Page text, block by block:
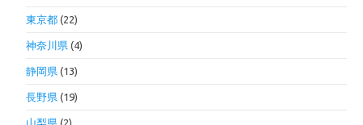
東京都 (22)
神奈川県 (4)
静岡県 (13)
長野県 (19)
山梨県 (2)